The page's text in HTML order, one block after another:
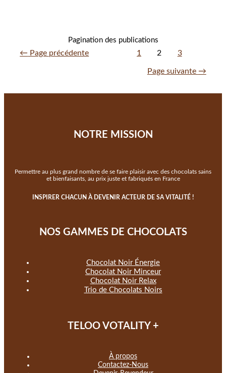
Pagination des publications
← Page précédente 1 2 3
Page suivante →
NOTRE MISSION
Permettre au plus grand nombre de se faire plaisir avec des chocolats sains
et bienfaisants, au prix juste et fabriqués en France
INSPIRER CHACUN À DEVENIR ACTEUR DE SA VITALITÉ !
NOS GAMMES DE CHOCOLATS
Chocolat Noir Énergie
Chocolat Noir Minceur
Chocolat Noir Relax
Trio de Chocolats Noirs
TELOO VOTALITY +
À propos
Contactez-Nous